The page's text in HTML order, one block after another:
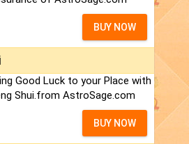
BUY NOW
Good Luck to your Place with
Shui.from AstroSage.com
BUY NOW